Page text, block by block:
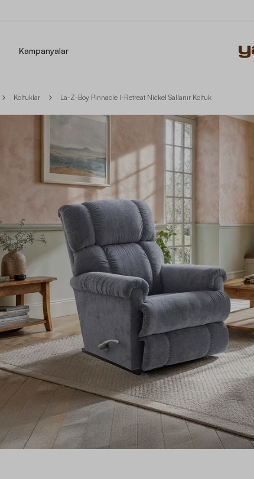
Kampanyalar
Koltuklar La-Z-Boy Pinnacle I-Retreat Nickel Sallanır Koltuk